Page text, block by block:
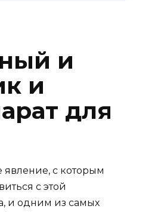
и
и
для
явление, с которым
с этой
и одним из самых